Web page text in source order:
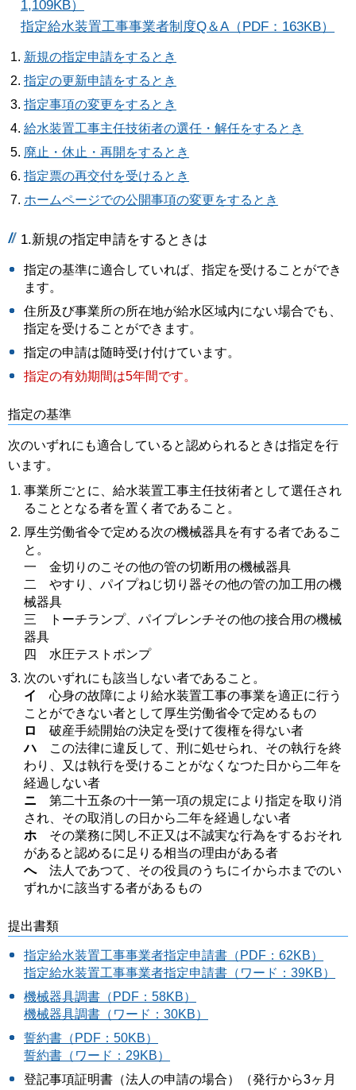
1,109KB）
指定給水装置工事事業者制度Q＆A（PDF：163KB）
新規の指定申請をするとき
指定の更新申請をするとき
指定事項の変更をするとき
給水装置工事主任技術者の選任・解任をするとき
廃止・休止・再開をするとき
指定票の再交付を受けるとき
ホームページでの公開事項の変更をするとき
1.新規の指定申請をするときは
指定の基準に適合していれば、指定を受けることができ
ます。
住所及び事業所の所在地が給水区域内にない場合でも、
指定を受けることができます。
指定の申請は随時受け付けています。
指定の有効期間は5年間です。
指定の基準
次のいずれにも適合していると認められるときは指定を行
います。
事業所ごとに、給水装置工事主任技術者として選任され
ることとなる者を置く者であること。
厚生労働省令で定める次の機械器具を有する者であるこ
と。
一 金切りのこその他の管の切断用の機械器具
二 やすり、パイプねじ切り器その他の管の加工用の機
械器具
三 トーチランプ、パイプレンチその他の接合用の機械
器具
四 水圧テストポンプ
次のいずれにも該当しない者であること。
イ
心身の故障により給水装置工事の事業を適正に行う
ことができない者として厚生労働省令で定めるもの
ロ 破産手続開始の決定を受けて復権を得ない者
ハ
この法律に違反して、刑に処せられ、その執行を終
わり、又は執行を受けることがなくなつた日から二年を
経過しない者
ニ 第二十五条の十一第一項の規定により指定を取り消
され、その取消しの日から二年を経過しない者
ホ その業務に関し不正又は不誠実な行為をするおそれ
があると認めるに足りる相当の理由がある者
へ法人であつて、その役員のうちにイからホまでのい
ずれかに該当する者があるもの
提出書類
指定給水装置工事事業者指定申請書（PDF：62KB）
指定給水装置工事事業者指定申請書（ワード：39KB）
機械器具調書（PDF：58KB）
機械器具調書（ワード：30KB）
誓約書（PDF：50KB）
誓約書（ワード：29KB）
登記事項証明書（法人の申請の場合）（発行から3ヶ月